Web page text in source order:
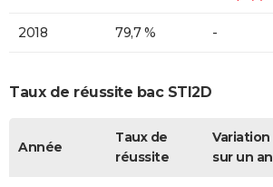
2018 79,7 % -
Taux de réussite bac STI2D
Année
Taux de
réussite
Variation
sur un an